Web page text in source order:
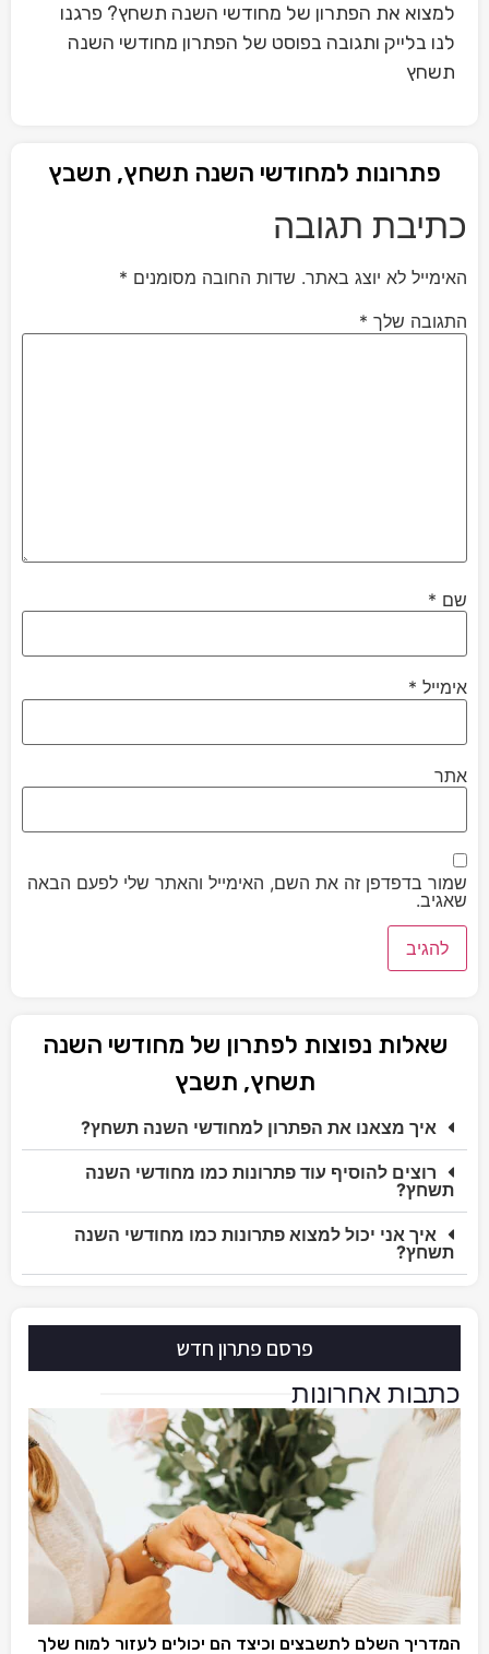
למצוא את הפתרון של מחודשי השנה תשחץ? פרגנו
לנו בלייק ותגובה בפוסט של הפתרון מחודשי השנה
תשחץ
פתרונות למחודשי השנה תשחץ, תשבץ
כתיבת תגובה
האימייל לא יוצג באתר. שדות החובה מסומנים *
התגובה שלך *
שם *
אימייל *
אתר
שמור בדפדפן זה את השם, האימייל והאתר שלי לפעם הבאה
שאגיב.
שאלות נפוצות לפתרון של מחודשי השנה
תשחץ, תשבץ
איך מצאנו את הפתרון למחודשי השנה תשחץ?
רוצים להוסיף עוד פתרונות כמו מחודשי השנה
תשחץ?
איך אני יכול למצוא פתרונות כמו מחודשי השנה
תשחץ?
פרסם פתרון חדש
כתבות אחרונות
המדריך השלם לתשבצים וכיצד הם יכולים לעזור למוח שלך